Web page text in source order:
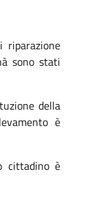
sono stati
della
è
cittadino è